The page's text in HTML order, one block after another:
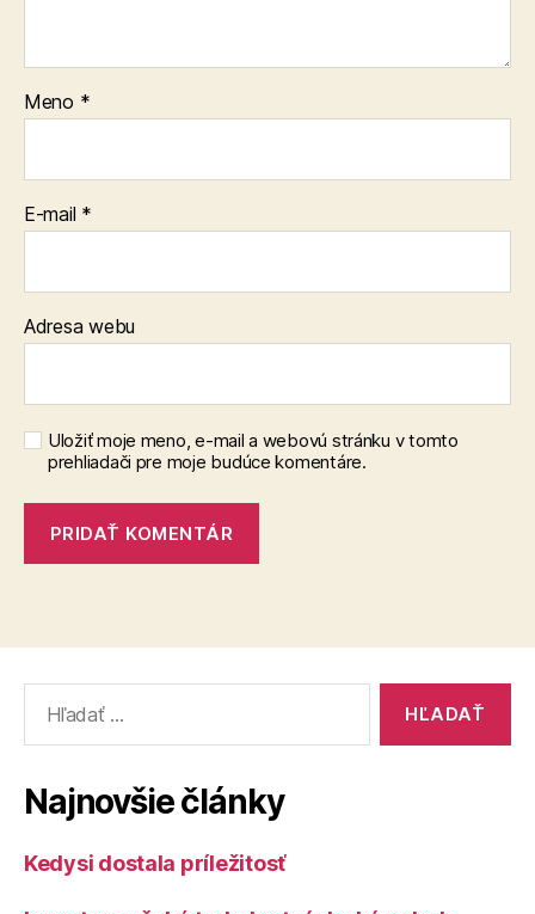
Meno *
E-mail *
Adresa webu
Uložiť moje meno, e-mail a webovú stránku v tomto
prehliadači pre moje budúce komentáre.
Najnovšie články
Kedysi dostala príležitosť